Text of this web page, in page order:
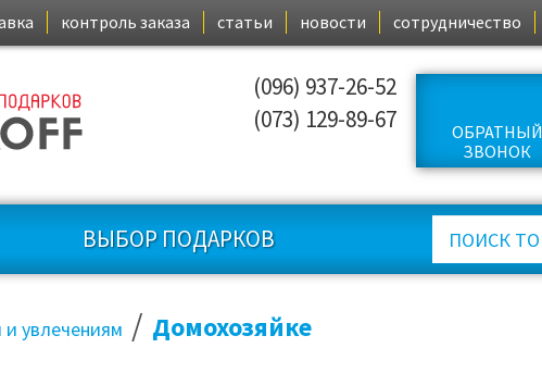
контроль заказа статьи новости сотрудничество
(096) 937-26-52
(073) 129-89-67
ОБРАТНЫЙ
ЗВОНОК
ВЫБОР ПОДАРКОВ
увлечениям / Домохозяйке